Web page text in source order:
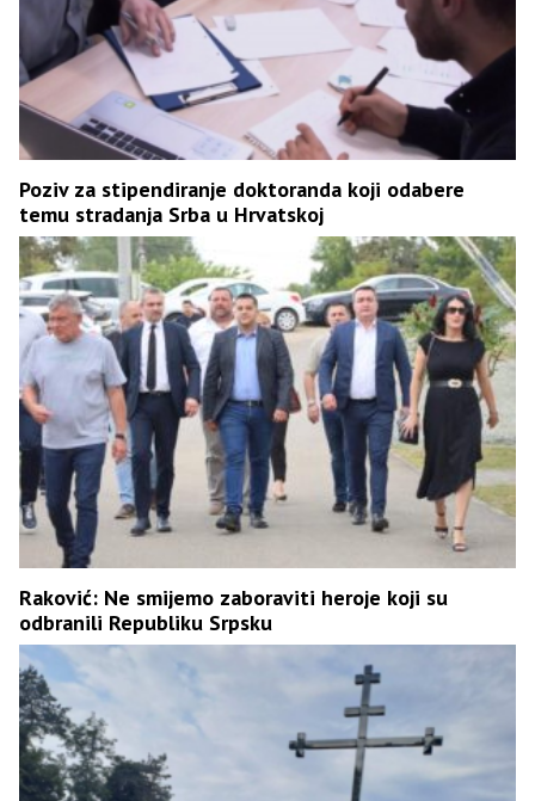
Poziv za stipendiranje doktoranda koji odabere
temu stradanja Srba u Hrvatskoj
Raković: Ne smijemo zaboraviti heroje koji su
odbranili Republiku Srpsku